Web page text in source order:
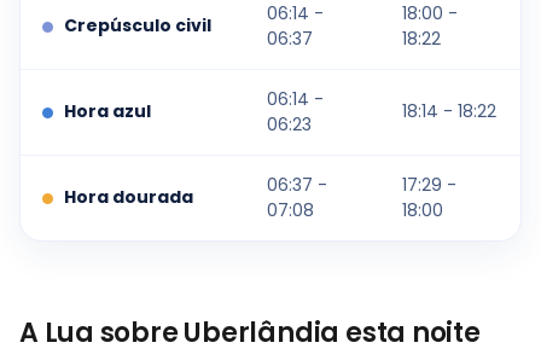
Crepúsculo civil
06:14 -
06:37
18:00 -
18:22
Hora azul
06:14 -
06:23
18:14 - 18:22
Hora dourada
06:37 -
07:08
17:29 -
18:00
A Lua sobre Uberlândia esta noite